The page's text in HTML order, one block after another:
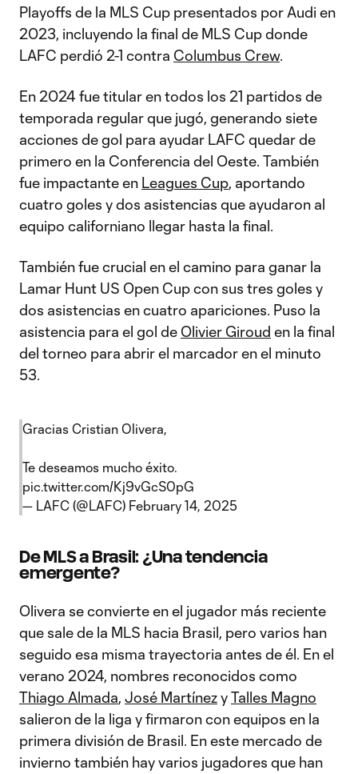
Playoffs de la MLS Cup presentados por Audi en
2023, incluyendo la final de MLS Cup donde
LAFC perdió 2-1 contra Columbus Crew.
En 2024 fue titular en todos los 21 partidos de
temporada regular que jugó, generando siete
acciones de gol para ayudar LAFC quedar de
primero en la Conferencia del Oeste. También
fue impactante en Leagues Cup, aportando
cuatro goles y dos asistencias que ayudaron al
equipo californiano llegar hasta la final.
También fue crucial en el camino para ganar la
Lamar Hunt US Open Cup con sus tres goles y
dos asistencias en cuatro apariciones. Puso la
asistencia para el gol de Olivier Giroud en la final
del torneo para abrir el marcador en el minuto
53.
Gracias Cristian Olivera,
Te deseamos mucho éxito.
pic.twitter.com/Kj9vGcS0pG
— LAFC (@LAFC) February 14, 2025
De MLS a Brasil: ¿Una tendencia
emergente?
Olivera se convierte en el jugador más reciente
que sale de la MLS hacia Brasil, pero varios han
seguido esa misma trayectoria antes de él. En el
verano 2024, nombres reconocidos como
Thiago Almada, José MartínezyTalles Magno
salieron de la liga y firmaron con equipos en la
primera división de Brasil. En este mercado de
invierno también hay varios jugadores que han